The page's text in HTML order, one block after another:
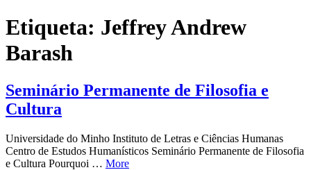
Etiqueta: Jeffrey Andrew
Barash
Seminário Permanente de Filosofia e
Cultura
Universidade do Minho Instituto de Letras e Ciências Humanas
Centro de Estudos Humanísticos Seminário Permanente de Filosofia
e Cultura Pourquoi … More